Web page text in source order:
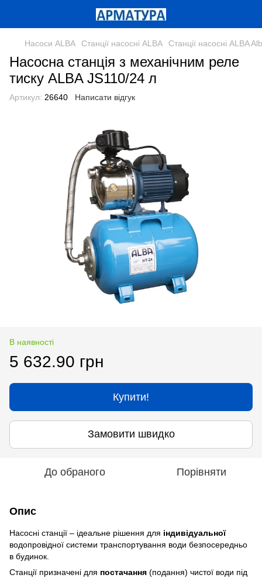
Насоси ALBA Станції насосні ALBA Станції насосні ALBA
Насосна станція з механічним реле
тиску ALBA JS110/24 л
Артикул: 26640 Написати відгук
В наявності
5 632.90 грн
Купити!
Замовити швидко
До обраного Порівняти
Опис
Насосні станції – ідеальне рішення для індивідуальної
водопровідної системи транспортування води безпосередньо
в будинок.
Станції призначені для постачання (подання) чистої води під